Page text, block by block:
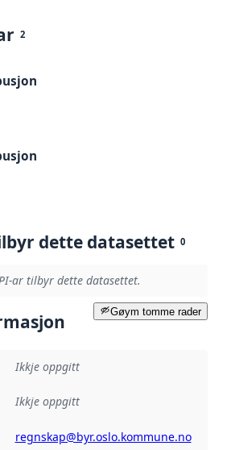
2
dette datasettet 0
ar tilbyr dette datasettet.
Gøym tomme rader
Ikkje oppgitt
Ikkje oppgitt
regnskap@byr.oslo.kommune.no